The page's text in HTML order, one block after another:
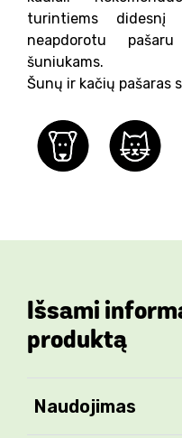
turintiems didesnį
neapdorotu
šuniukams.
Šunų ir kačių pašaras
Išsami
produktą
Naudojimas